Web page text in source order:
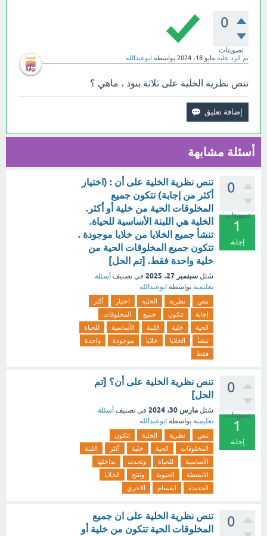
0
تصويتات
تم الرد عليه مايو 18، 2024 بواسطة ابوعبدالله
تنص نظرية الخلية على ثلاثة بنود ، ماهي ؟
أسئلة مشابهة
0
تصويتات
1
إجابة
تنص نظرية الخلية على أن : (اختيار
أكثر من إجابة) تتكون جميع
المخلوقات الحية من خلية أو أكثر.
الخلية هي اللبنة الأساسية للحياة.
تنشأ جميع الخلايا من خلايا موجودة .
تتكون جميع المخلوقات الحية من
خلية واحدة فقط. [تم الحل]
سُئل سبتمبر 27، 2025 في تصنيف أسئلة
تعليمية بواسطة ابوعبدالله
تنص نظرية الخلية اختيار
أكثر
إجابة
تتكون جميع
المخلوقات
الحية
خلية اللبنة الأساسية
للحياة
تنشأ
الخلايا خلايا موجودة
واحدة
فقط
0
تصويتات
1
إجابة
تنص نظرية الخلية على أن؟ [تم
الحل]
سُئل مارس 30، 2024 في تصنيف أسئلة
تعليمية بواسطة ابوعبدالله
تنص نظرية الخلية
تتكون
المخلوقات
الحية خلية أكثر
اللبنة
الأساسية
للحياة وتحدث
بداخلها
الانشطة
الحيوية وتنتج
الخلايا
الجديدة
انقسام الاخري
0
تنص نظرية الخلية على ان جميع
المخلوقات الحية تتكون من خلية أو